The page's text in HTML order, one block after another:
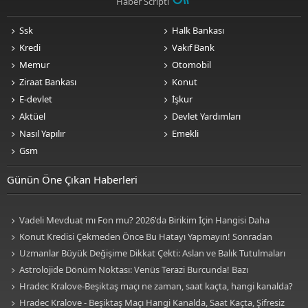
Ssk
Kredi
Memur
Ziraat Bankası
E-devlet
Aktüel
Nasıl Yapılır
Gsm
Halk Bankası
Vakıf Bank
Otomobil
Konut
İşkur
Devlet Yardımları
Emekli
Günün Öne Çıkan Haberleri
Vadeli Mevduat mı Fon mu? 2026'da Birikim İçin Hangisi Daha
Avantajlı? Nelere Dikkat Edilmeli?
Konut Kredisi Çekmeden Önce Bu Hatayı Yapmayın! Sonradan
Pişman Olabilirsiniz
Uzmanlar Büyük Değişime Dikkat Çekti: Aslan ve Balık Tutulmaları
Neleri Değiştirecek?
Astrolojide Dönüm Noktası: Venüs Terazi Burcunda! Bazı
Sektörlerde Dengeler Değişecek...
Hradec Kralove-Beşiktaş maçı ne zaman, saat kaçta, hangi kanalda?
BJK Avrupa Ligi maçı şifresiz kanalda mı? Hradec Kralove-Beşiktaş maçı
Hradec Kralove - Beşiktaş Maçı Hangi Kanalda, Saat Kaçta, Şifresiz